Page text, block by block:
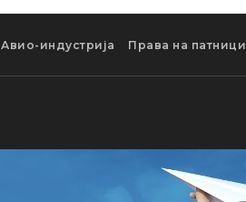
Авио-индустрија Права на патници